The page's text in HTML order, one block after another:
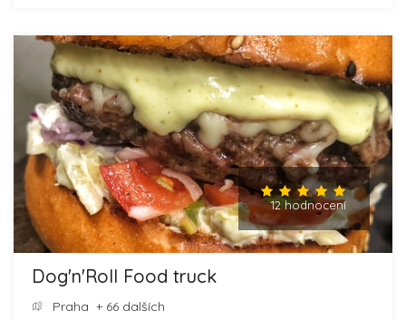
12 hodnocení
Dog'n'Roll Food truck
Praha + 66 dalších